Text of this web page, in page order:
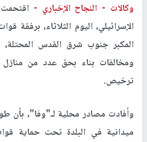
وكالات - النجاح الإخباري -
الإسرائيلي، اليوم الثلاثاء، برفقة
المكبر جنوب شرق القدس
ومخالفات بناء بحق عدد من منازل
ترخيص.
وأفادت مصادر محلية لـ"وفا"، بأن
ميدانية في البلدة تحت حماية